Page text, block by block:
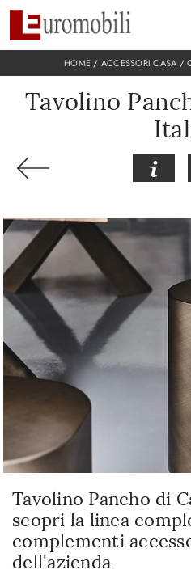
HOME / ACCESSORI CASA /
Tavolino
Tavolino Pancho di
scopri la linea
complementi
dell'azienda